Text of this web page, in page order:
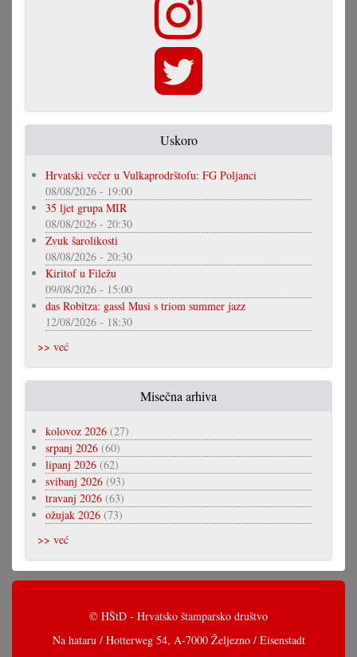
Uskoro
Hrvatski večer u Vulkaprodrštofu: FG Poljanci
08/08/2026 - 19:00
35 ljet grupa MIR
08/08/2026 - 20:30
Zvuk šarolikosti
08/08/2026 - 20:30
Kiritof u Filežu
09/08/2026 - 15:00
das Robitza: gassl Musi s triom summer jazz
12/08/2026 - 18:30
>> već
Misečna arhiva
kolovoz 2026 (27)
srpanj 2026 (60)
lipanj 2026 (62)
svibanj 2026 (93)
travanj 2026 (63)
ožujak 2026 (73)
>> već
© HŠtD - Hrvatsko štamparsko društvo
Na hataru / Hotterweg 54, A-7000 Željezno / Eisenstadt